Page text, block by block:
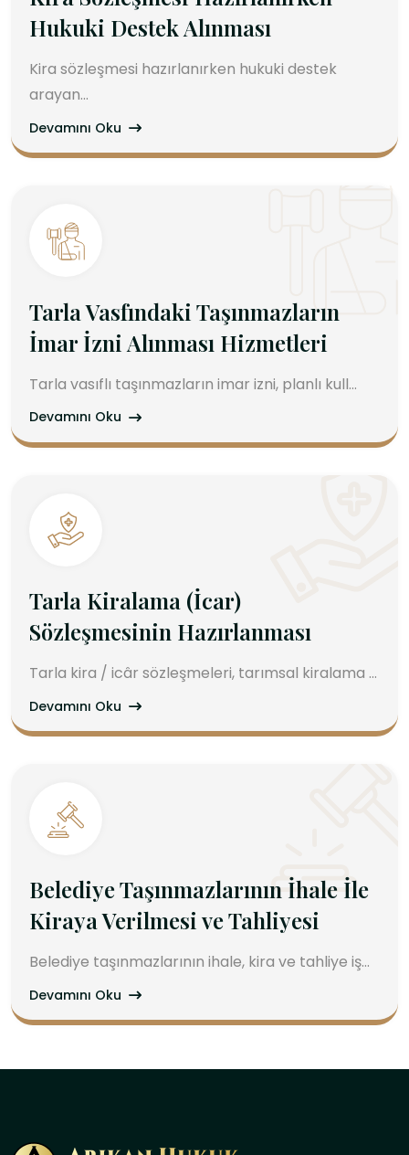
Hukuki Destek Alınması
Kira sözleşmesi hazırlanırken hukuki destek
arayan...
Devamını Oku
Tarla Vasfındaki Taşınmazların
İmar İzni Alınması Hizmetleri
Tarla vasıflı taşınmazların imar izni, planlı kull...
Devamını Oku
Tarla Kiralama (İcar)
Sözleşmesinin Hazırlanması
Tarla kira / icâr sözleşmeleri, tarımsal kiralama ...
Devamını Oku
Belediye Taşınmazlarının İhale İle
Kiraya Verilmesi ve Tahliyesi
Belediye taşınmazlarının ihale, kira ve tahliye iş...
Devamını Oku